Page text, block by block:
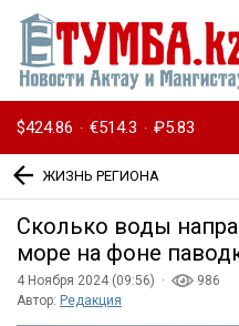
$424.86 · €514.3 · ₽5.83
ЖИЗНЬ РЕГИОНА
Сколько воды
море на фоне
4 Ноября 2024 (09:56) ·
986
Автор: Редакция